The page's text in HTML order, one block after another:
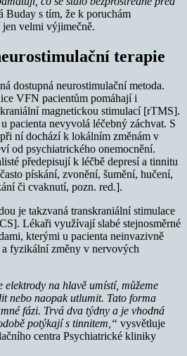
Buday s tím, že k poruchám
velmi výjimečně.
terapie
dostupná neurostimulační metoda.
VFN pacientům pomáhají i
magnetickou stimulací [rTMS].
pacienta nevyvolá léčebný záchvat. S
ní dochází k lokálním změnám v
od psychiatrického onemocnění.
předepisují k léčbě depresí a tinnitu
pískání, zvonění, šumění, hučení,
či cvaknutí, pozn. red.].
je takzvaná transkraniální stimulace
Lékaři využívají slabé stejnosměrné
kterými u pacienta neinvazivně
fyzikální změny v nervových
elektrody na hlavě umístí, můžeme
nebo naopak utlumit. Tato forma
fázi. Trvá dva týdny a je vhodná
potýkají s tinnitem,“ vysvětluje
centra Psychiatrické kliniky